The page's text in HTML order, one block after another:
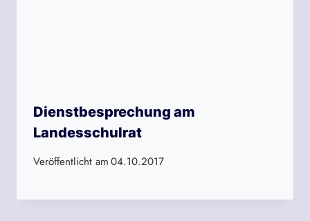
Dienstbesprechung am
Landesschulrat
Veröffentlicht am04.10.2017